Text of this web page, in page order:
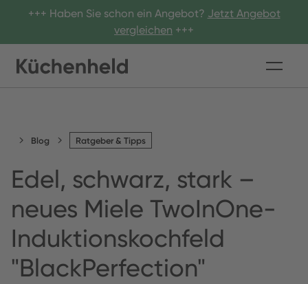
+++ Haben Sie schon ein Angebot? Jetzt Angebot
vergleichen +++
Blog Ratgeber & Tipps
Edel, schwarz, stark –
neues Miele TwoInOne-
Induktionskochfeld
"BlackPerfection"